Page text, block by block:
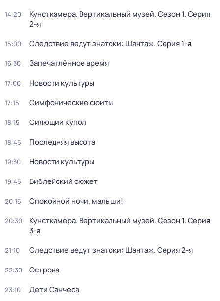
14:20 Кунсткамера. Вертикальный музей. Сезон 1. Серия
2-я
15:00 Следствие ведут знатоки: Шантаж. Серия 1-я
16:30 Запечатлённое время
17:00 Новости культуры
17:15 Симфонические сюиты
18:15 Сияющий купол
18:45 Последняя высота
19:30 Новости культуры
19:45 Библейский сюжет
20:15 Спокойной ночи, малыши!
20:30 Кунсткамера. Вертикальный музей. Сезон 1. Серия
3-я
21:10 Следствие ведут знатоки: Шантаж. Серия 2-я
22:30 Острова
23:10 Дети Санчеса